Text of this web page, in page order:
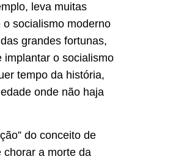
leva muitas
socialismo moderno
grandes fortunas,
implantar o socialismo
tempo da história,
onde não haja
do conceito de
chorar a morte da